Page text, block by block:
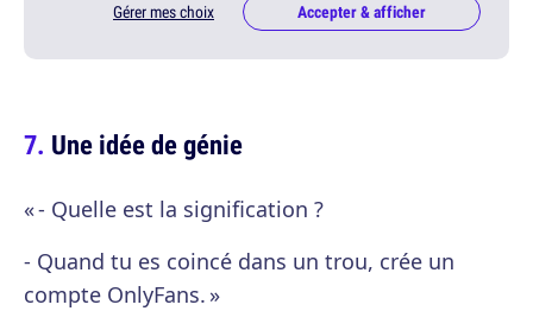
Gérer mes choix Accepter & afficher
Une idée de génie
« - Quelle est la signification ?
- Quand tu es coincé dans un trou, crée un
compte OnlyFans. »